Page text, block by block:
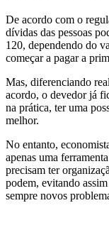
De acordo com o
dívidas das pessoas
120, dependendo do
começar a pagar a
Mas, diferenciando
acordo, o devedor já
na prática, ter uma
melhor.
No entanto,
apenas uma
precisam ter
podem, evitando
sempre novos